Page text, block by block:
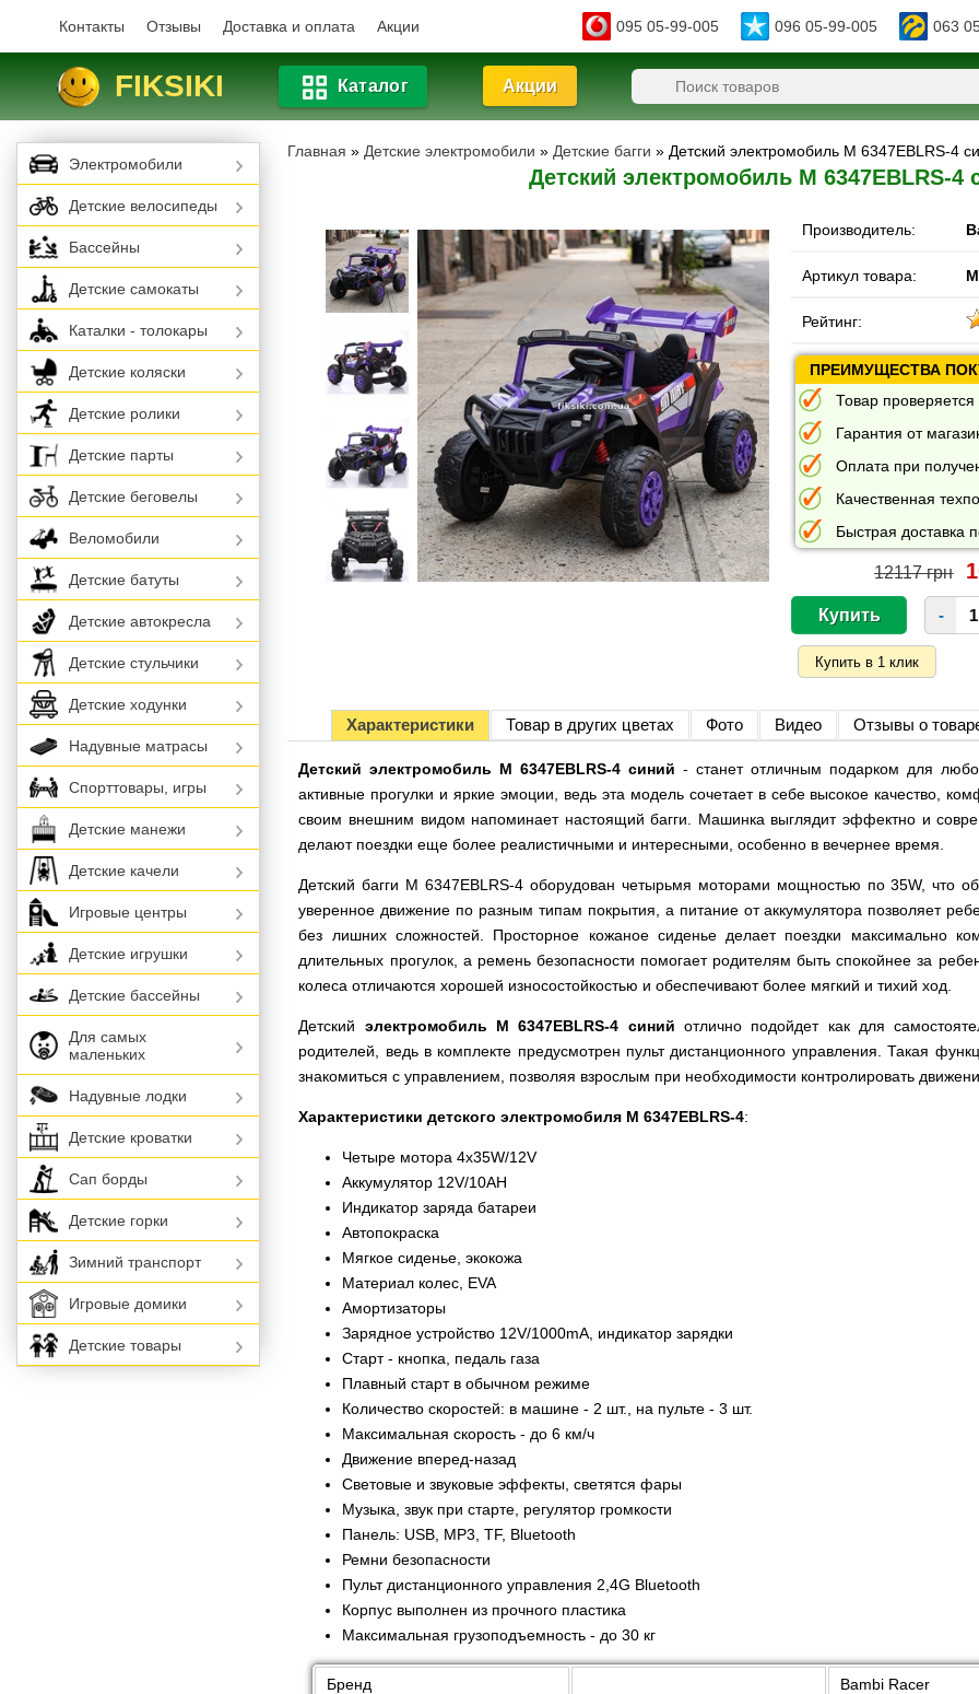
Контакты Отзывы Доставка и оплата Акции 095 05-99-005 096 05-99-005 063
FIKSIKI Каталог Акции
Главная » Детские электромобили » Детские багги » Детский электромобиль M 6347EBLRS-4
Детский электромобиль M 6347EBLRS-4
Производитель:
Артикул товара:
Рейтинг:
ПРЕИМУЩЕСТВА
Товар
Гарантия от
Оплата при
Качественная
Быстрая доставка
12117 грн
-
Характеристики Товар в других цветах Фото Видео Отзывы о
Детский электромобиль M 6347EBLRS-4 синий - станет отличным подарком для
активные прогулки и яркие эмоции, ведь эта модель сочетает в себе высокое качество,
своим внешним видом напоминает настоящий багги. Машинка выглядит эффектно и
делают поездки еще более реалистичными и интересными, особенно в вечернее время.
Детский багги M 6347EBLRS-4 оборудован четырьмя моторами мощностью по 35W, что
уверенное движение по разным типам покрытия, а питание от аккумулятора позволяет
без лишних сложностей. Просторное кожаное сиденье делает поездки максимально
длительных прогулок, а ремень безопасности помогает родителям быть спокойнее за
колеса отличаются хорошей износостойкостью и обеспечивают более мягкий и тихий ход.
Детский электромобиль M 6347EBLRS-4 синий отлично подойдет как для
родителей, ведь в комплекте предусмотрен пульт дистанционного управления. Такая
знакомиться с управлением, позволяя взрослым при необходимости контролировать
Характеристики детского электромобиля M 6347EBLRS-4:
Четыре мотора 4х35W/12V
Аккумулятор 12V/10AH
Индикатор заряда батареи
Автопокраска
Мягкое сиденье, экокожа
Материал колес, EVA
Амортизаторы
Зарядное устройство 12V/1000mA, индикатор зарядки
Старт - кнопка, педаль газа
Плавный старт в обычном режиме
Количество скоростей: в машине - 2 шт., на пульте - 3 шт.
Максимальная скорость - до 6 км/ч
Движение вперед-назад
Световые и звуковые эффекты, светятся фары
Музыка, звук при старте, регулятор громкости
Панель: USB, MP3, TF, Bluetooth
Ремни безопасности
Пульт дистанционного управления 2,4G Bluetooth
Корпус выполнен из прочного пластика
Максимальная грузоподъемность - до 30 кг
Бренд Bambi Racer
Электромобили
Детские велосипеды
Бассейны
Детские самокаты
Каталки - толокары
Детские коляски
Детские ролики
Детские парты
Детские беговелы
Веломобили
Детские батуты
Детские автокресла
Детские стульчики
Детские ходунки
Надувные матрасы
Спорттовары, игры
Детские манежи
Детские качели
Игровые центры
Детские игрушки
Детские бассейны
Для самых
маленьких
Надувные лодки
Детские кроватки
Сап борды
Детские горки
Зимний транспорт
Игровые домики
Детские товары